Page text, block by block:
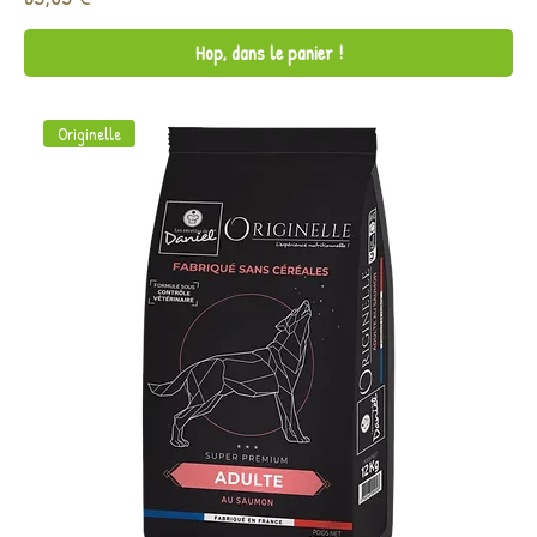
Hop, dans le panier !
Originelle